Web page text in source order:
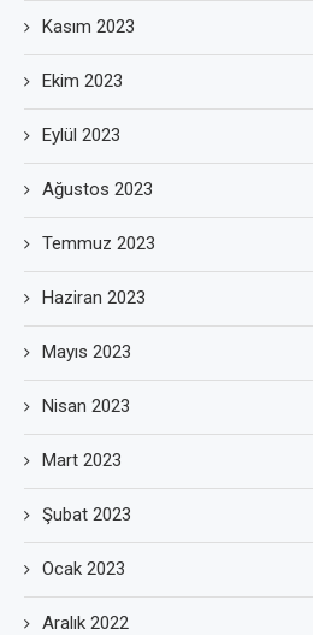
Kasım 2023
Ekim 2023
Eylül 2023
Ağustos 2023
Temmuz 2023
Haziran 2023
Mayıs 2023
Nisan 2023
Mart 2023
Şubat 2023
Ocak 2023
Aralık 2022